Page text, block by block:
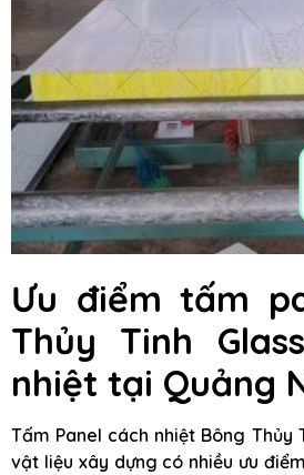
Ưu điểm tấm
Thủy Tinh
nhiệt tại Quảng
Tấm Panel cách nhiệt Bông Thủy
vật liệu xây dựng có nhiều ưu